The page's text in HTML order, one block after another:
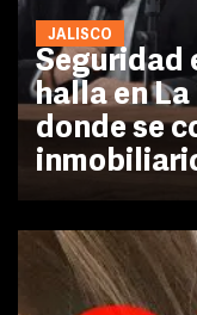
JALISCO
Seguridad
halla en
donde se